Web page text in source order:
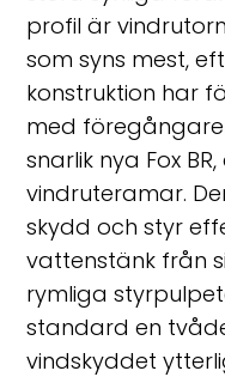
profil är
som syns mest,
konstruktion har
med
snarlik nya Fox
vindruteramar.
skydd och styr
vattenstänk från
rymliga
standard en
vindskyddet